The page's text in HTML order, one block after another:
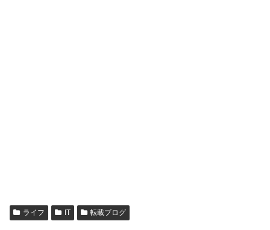
ライフ IT 転載ブログ